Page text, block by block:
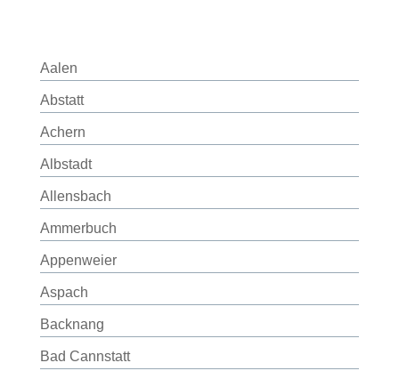
Aalen
Abstatt
Achern
Albstadt
Allensbach
Ammerbuch
Appenweier
Aspach
Backnang
Bad Cannstatt